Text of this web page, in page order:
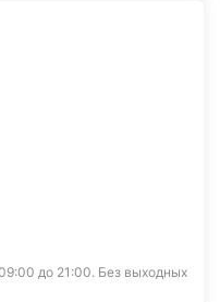
до 21:00. Без выходных